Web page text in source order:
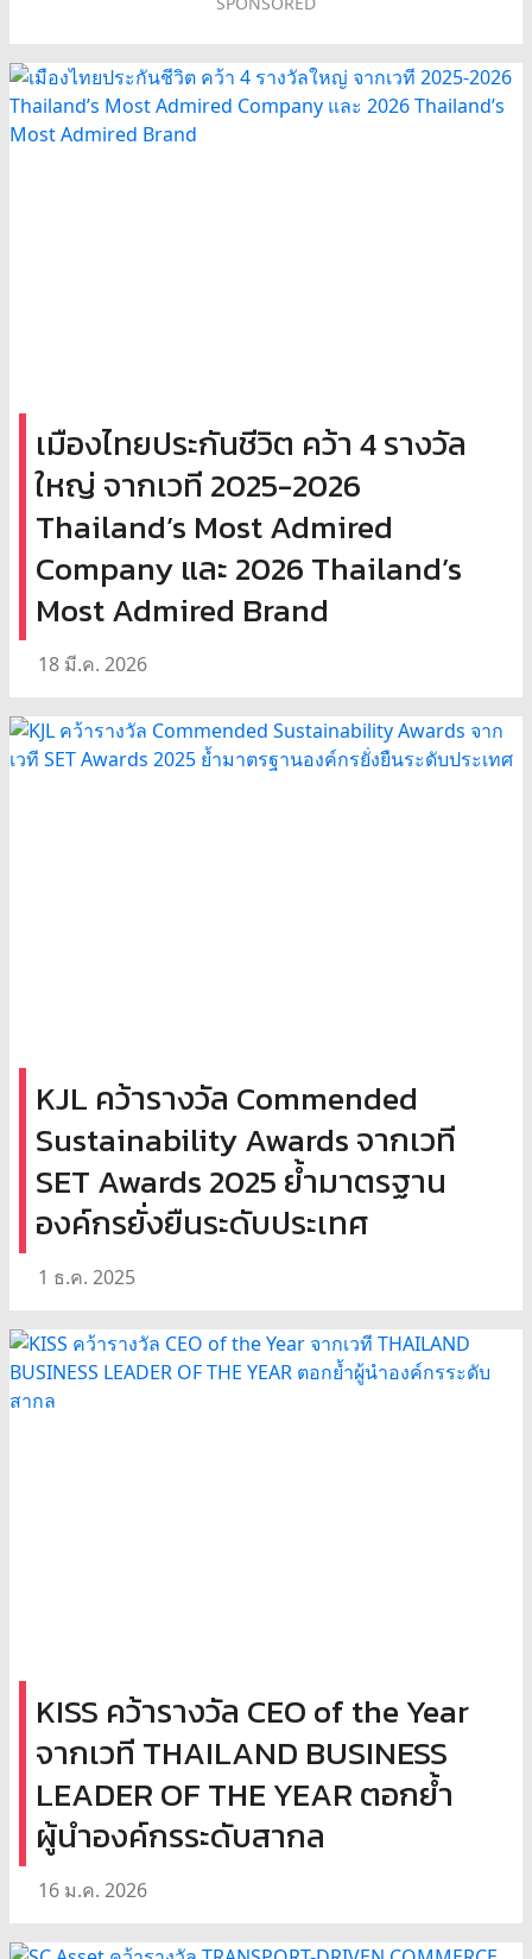
เมืองไทยประกันชีวิต คว้า 4 รางวัล
ใหญ่ จากเวที 2025-2026
Thailand’s Most Admired
Company และ 2026 Thailand’s
Most Admired Brand
18 มี.ค. 2026
KJL คว้ารางวัล Commended
Sustainability Awards จากเวที
SET Awards 2025 ย้ำมาตรฐาน
องค์กรยั่งยืนระดับประเทศ
1 ธ.ค. 2025
KISS คว้ารางวัล CEO of the Year
จากเวที THAILAND BUSINESS
LEADER OF THE YEAR ตอกย้ำ
ผู้นำองค์กรระดับสากล
16 ม.ค. 2026